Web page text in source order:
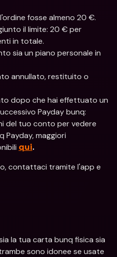
fosse almeno 20 €.
il limite: 20 € per
in totale.
sia un piano personale in
annullato, restituito o
dopo che hai effettuato un
Payday bunq:
del tuo conto per vedere
Payday, maggiori
qui.
contattaci tramite l'app e
la tua carta bunq fisica sia
sono idonee se usate